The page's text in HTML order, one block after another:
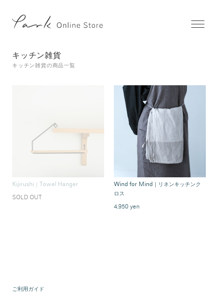
キッチン雑貨
キッチン雑貨の商品一覧
Kijirushi｜Towel Hanger
SOLD OUT
Wind for Mind｜リネンキッチンク
ロス
4,950 yen
ご利用ガイド